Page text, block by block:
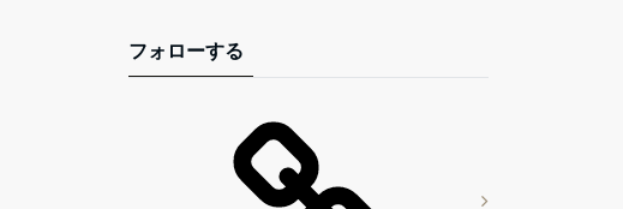
フォローする